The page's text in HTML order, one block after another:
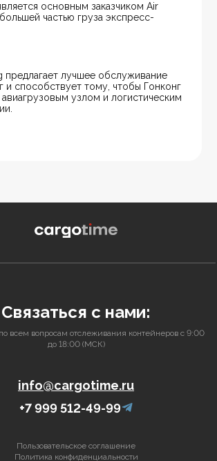
основным заказчиком Air
частью груза экспресс-
предлагает лучшее обслуживание
и способствует тому, чтобы Гонконг
узлом и логистическим
Связаться с нами:
всем вопросам отслеживания контейнеров с 9:00
до 18:00 (МСК)
info@cargotime.ru
+7 999 512-49-99
Пользовательское соглашение
Политика конфиденциальности